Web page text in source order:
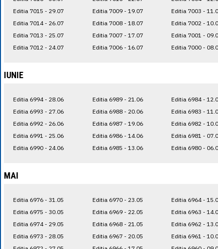
Editia 7015 - 29.07
Editia 7014 - 26.07
Editia 7013 - 25.07
Editia 7012 - 24.07
Editia 7009 - 19.07
Editia 7008 - 18.07
Editia 7007 - 17.07
Editia 7006 - 16.07
Editia 7003 -
Editia 7002 -
Editia 7001 -
Editia 7000 -
IUNIE
Editia 6994 - 28.06
Editia 6993 - 27.06
Editia 6992 - 26.06
Editia 6991 - 25.06
Editia 6990 - 24.06
Editia 6989 - 21.06
Editia 6988 - 20.06
Editia 6987 - 19.06
Editia 6986 - 14.06
Editia 6985 - 13.06
Editia 6984 -
Editia 6983 -
Editia 6982 -
Editia 6981 -
Editia 6980 -
MAI
Editia 6976 - 31.05
Editia 6975 - 30.05
Editia 6974 - 29.05
Editia 6973 - 28.05
Editia 6970 - 23.05
Editia 6969 - 22.05
Editia 6968 - 21.05
Editia 6967 - 20.05
Editia 6964 -
Editia 6963 -
Editia 6962 -
Editia 6961 -